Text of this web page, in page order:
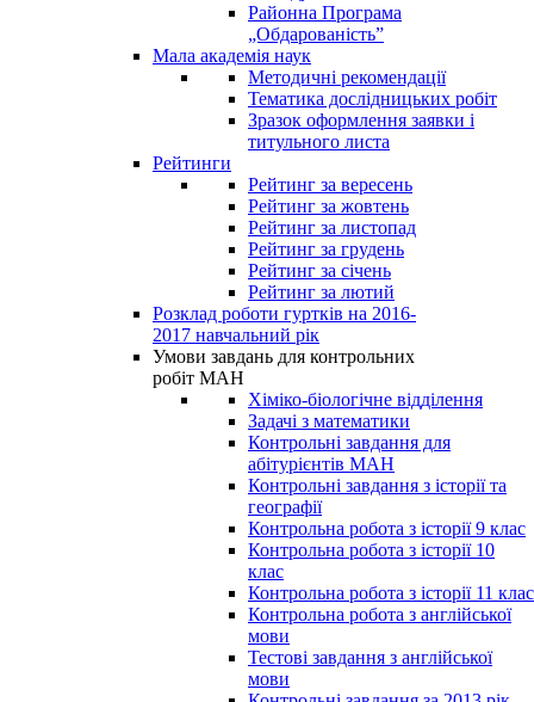
Районна Програма
„Обдарованість”
Мала академія наук
Методичні рекомендації
Тематика дослідницьких робіт
Зразок оформлення заявки і
титульного листа
Рейтинги
Рейтинг за вересень
Рейтинг за жовтень
Рейтинг за листопад
Рейтинг за грудень
Рейтинг за січень
Рейтинг за лютий
Розклад роботи гуртків на 2016-
2017 навчальний рік
Умови завдань для контрольних
робіт МАН
Хіміко-біологічне відділення
Задачі з математики
Контрольні завдання для
абітурієнтів МАН
Контрольні завдання з історії та
географії
Контрольна робота з історії 9 клас
Контрольна робота з історії 10
клас
Контрольна робота з історії 11 клас
Контрольна робота з англійської
мови
Тестові завдання з англійської
мови